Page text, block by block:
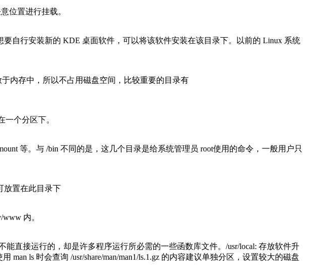
位置进行挂载。
自行安装新的 KDE 桌面软件，可以将该软件安装在该目录下。以前的 Linux 系统
内存中，所以不占用磁盘空间，比较重要的目录有
一个分区下。
等。与 /bin 不同的是，这几个目录是给系统管理员 root使用的命令，一般用户只
放置在此目录下
内。
能直接运行的，却是许多程序运行所必需的一些函数库文件。/usr/local: 存放软件升
man ls 时会查询 /usr/share/man/man1/ls.1.gz 的内容建议单独分区，设置较大的磁盘